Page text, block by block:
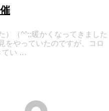
）（^^;;暖かくなってきました
をやっていたのですが、コロ
てい …